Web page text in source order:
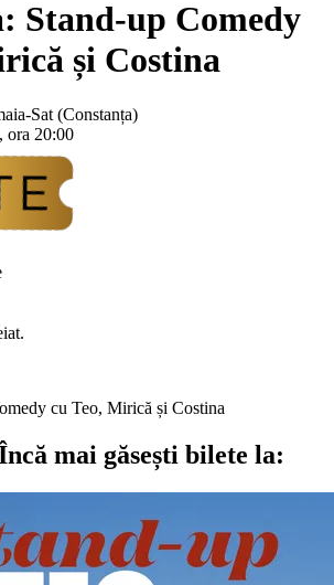
Stand-up Comedy
și Costina
Sat (Constanța)
ora 20:00
cu Teo, Mirică și Costina
mai găsești bilete la: